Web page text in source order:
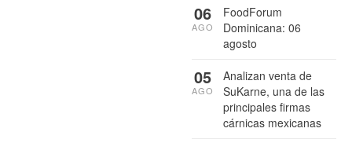
FoodForum
Dominicana: 06
agosto
06
AGO
Analizan venta de
SuKarne, una de las
principales firmas
cárnicas mexicanas
05
AGO